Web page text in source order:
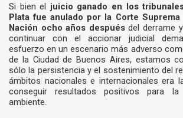
Si bien el juicio ganado en los
Plata fue anulado por la Corte
Nación ocho años despuésdel derrame
continuar con el accionar judicial
esfuerzo en un escenario más adverso
de la Ciudad de Buenos Aires, estamos
sólo la persistencia y el sostenimiento del
ámbitos nacionales e internacionales era
conseguir resultados positivos para
ambiente.